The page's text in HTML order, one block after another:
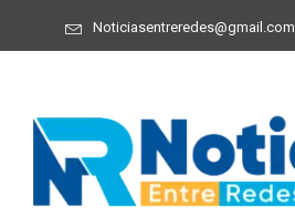
Noticiasentreredes@gmail.com